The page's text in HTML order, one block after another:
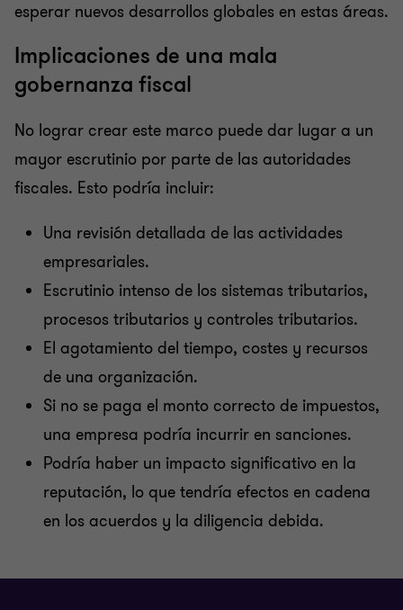
esperar nuevos desarrollos globales en estas áreas.
Implicaciones de una mala
gobernanza fiscal
No lograr crear este marco puede dar lugar a un
mayor escrutinio por parte de las autoridades
fiscales. Esto podría incluir:
Una revisión detallada de las actividades
empresariales.
Escrutinio intenso de los sistemas tributarios,
procesos tributarios y controles tributarios.
El agotamiento del tiempo, costes y recursos
de una organización.
Si no se paga el monto correcto de impuestos,
una empresa podría incurrir en sanciones.
Podría haber un impacto significativo en la
reputación, lo que tendría efectos en cadena
en los acuerdos y la diligencia debida.